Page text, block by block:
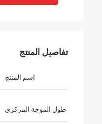
تفاصيل المنتج
اسم المنتج
طول الموجة المركزي